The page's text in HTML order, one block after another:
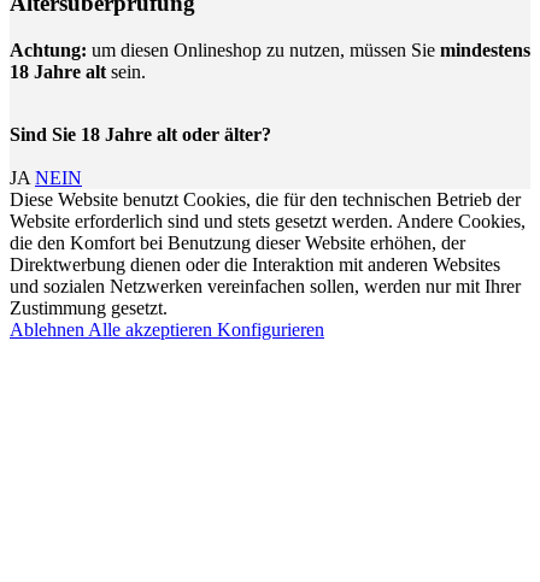
Achtung: um diesen Onlineshop zu nutzen, müssen Sie mindestens
18 Jahre alt sein.
Sind Sie 18 Jahre alt oder älter?
JA NEIN
Diese Website benutzt Cookies, die für den technischen Betrieb der
Website erforderlich sind und stets gesetzt werden. Andere Cookies,
die den Komfort bei Benutzung dieser Website erhöhen, der
Direktwerbung dienen oder die Interaktion mit anderen Websites
und sozialen Netzwerken vereinfachen sollen, werden nur mit Ihrer
Zustimmung gesetzt.
Ablehnen Alle akzeptieren Konfigurieren